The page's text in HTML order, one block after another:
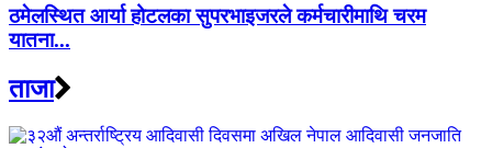
ठमेलस्थित आर्या होटलका सुपरभाइजरले कर्मचारीमाथि चरम
यातना...
ताजा